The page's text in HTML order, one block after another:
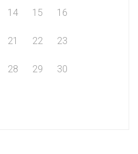
14 15 16
21 22 23
28 29 30